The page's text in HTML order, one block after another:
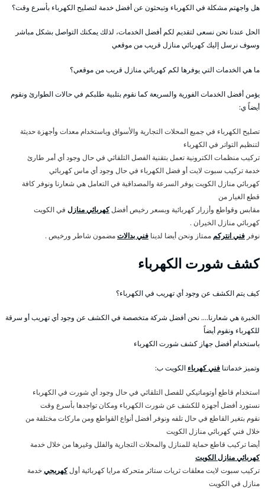
هل واجهتم مشكلة في الكهرباء وتبحثون عن أفضل خدمة لتصليح الكهرباء بأسرع وقت؟
الحل عندنا نحن نسعى لتقديم لكم أفضل الخدمات، لذلك يمكنك التواصل بشكل مباشر
وسوف نرسل إليك كهربائي منازل قريب من موقعي
ما هي الخدمات التي يوفرها لكم كهربائي منازل قريب من موقعي؟
يؤمن أفضل الخدمات الفورية والسريعة كما نقوم بتلبية طلبكم في حالات الطوارئ ونقوم
أيضاً ي:
تصليح الكهرباء في جميع المحلات التجارية والأسواق وباستخدام معدات وأجهزة حديثة
لتنظيم التواتر في الكهرباء
تركيب منظمات الكترونية تعمل بتقنية الفصل التلقائي في حال وجود أي أمر طارئ
خدمة تركيب سبوت لايت أو فضل الكهرباء في حال وجود أي ماس كهربائي
كهربائي منازل الكويت يوفر السرعة والمصداقية في التعامل هي شعارنا ونوفر كافة
قطع الغيار من
مقابس وقواطع وأزرار كهربائية وبسعر رخيص أفضلكهربائي منازل في الكويت
كهربائي منازل الخيران .
نوفر فني انتركم ممتاز ونحن أيضا لدينا فني بدالاتمضمون شاطر ورخيص .
كشف شورت الكهرباء
كيف يتم الكشف عن وجود أي تهريب في الكهرباء؟
الخبرة هي شعارنا…. نحن أفضل شركة متخصصة في الكشف عن وجود أي تهريب أو سرقة
للكهرباء ونقوم أيضاً
باستخدام أفضل جهاز كشف شورت الكهرباء
وتميز خدماتنا فني كهرباء الكويت ب:
استخدام قاطع أوتوماتيكي للفصل التلقائي في حال وجود أي شورت في الكهرباء
نستورد أفضل أجهزة للكشف عن شورت الكهرباء ومكان تواجدها بأسرع وقت
نقوم بتغير القاطع في حال تلفه ونوفر أفضل أنواع القواطع ومن ماركات مختلفة من
خلال فني كهربائي منازل الكويت
أيضا تركيب قاطع حماية للمنازل والمحلات التجارية والفلل وغيرها من خلال خدمة
كهربائي منازل الكويت
تركيب سبوت لايت معلقات ثريات ستائر متحركة مرايا كهربائية أولكهربجيخدمة
منازل في الكويت